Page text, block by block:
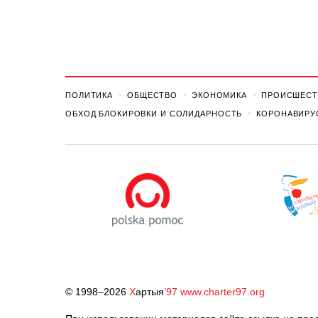
ПОЛИТИКА ОБЩЕСТВО ЭКОНОМИКА
ОБХОД БЛОКИРОВКИ И СОЛИДАРНОСТЬ
© 1998–2026 Хартыя’97 www.charter97.org